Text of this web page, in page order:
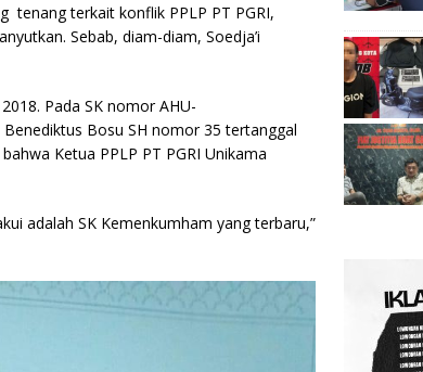
tenang terkait konflik PPLP PT PGRI,
Sebab, diam-diam, Soedja’i
Pada SK nomor AHU-
Bosu SH nomor 35 tertanggal
Ketua PPLP PT PGRI Unikama
adalah SK Kemenkumham yang terbaru,”